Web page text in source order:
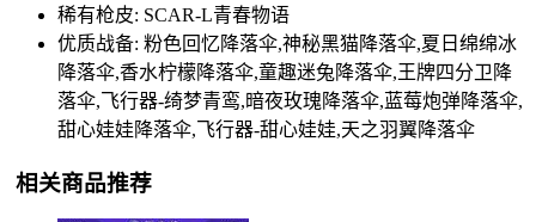
稀有枪皮: SCAR-L青春物语
优质战备: 粉色回忆降落伞,神秘黑猫降落伞,夏日绵绵冰
降落伞,香水柠檬降落伞,童趣迷兔降落伞,王牌四分卫降
落伞,飞行器-绮梦青鸾,暗夜玫瑰降落伞,蓝莓炮弹降落伞,
甜心娃娃降落伞,飞行器-甜心娃娃,天之羽翼降落伞
相关商品推荐